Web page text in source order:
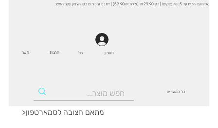
שליח עד הבית עד 5 ימי עסקים! | רק 29.90 ₪ (אילת: 59.90₪) | ייתכנו עיכובים בקו הצפון עקב המצב.
חשבון סל קשר החנות
כל המוצרים
>מתאם חצובה לסמארטפון